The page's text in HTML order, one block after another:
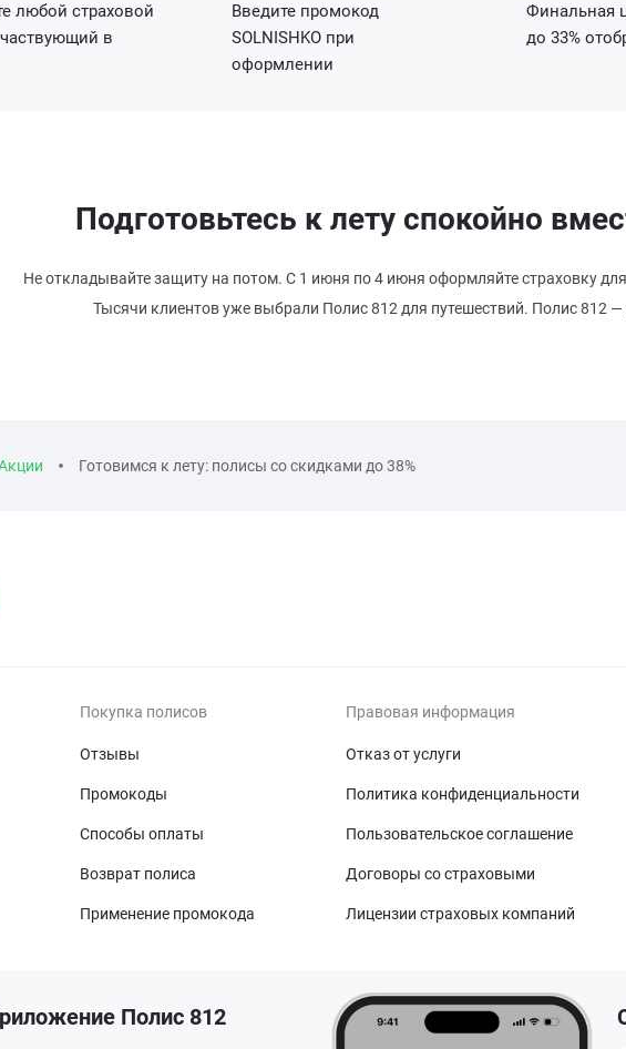
любой страховой
в
Введите промокод
SOLNISHKO при
оформлении
Финальная
до 33%
Подготовьтесь к лету спокойно
Не откладывайте защиту на потом. С 1 июня по 4 июня оформляйте страховку
Тысячи клиентов уже выбрали Полис 812 для путешествий. Полис 812
Готовимся к лету: полисы со скидками до 38%
Покупка полисов
Отзывы
Промокоды
Способы оплаты
Возврат полиса
Применение промокода
Правовая информация
Отказ от услуги
Политика конфиденциальности
Пользовательское соглашение
Договоры со страховыми
Лицензии страховых компаний
Полис 812